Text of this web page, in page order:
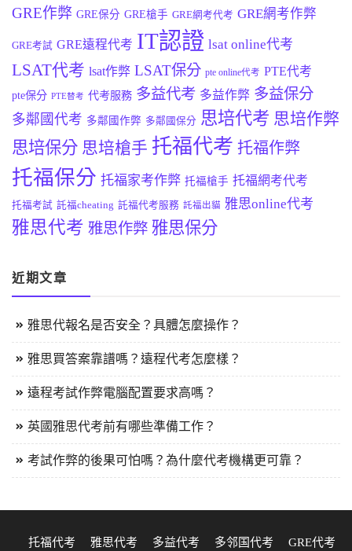
GRE作弊 GRE保分 GRE槍手 GRE網考代考 GRE網考作弊
GRE考試 GRE遠程代考 IT認證 lsat online代考
LSAT代考 lsat作弊 LSAT保分 pte online代考 PTE代考
pte保分 PTE替考 代考服務 多益代考 多益作弊 多益保分
多鄰國代考 多鄰國作弊 多鄰國保分 思培代考 思培作弊
思培保分 思培槍手 托福代考 托福作弊
托福保分 托福家考作弊 托福槍手 托福網考代考
托福考試 託福cheating 託福代考服務 託福出貓 雅思online代考
雅思代考 雅思作弊 雅思保分
近期文章
雅思代報名是否安全？具體怎麼操作？
雅思買答案靠譜嗎？遠程代考怎麼樣？
遠程考試作弊電腦配置要求高嗎？
英國雅思代考前有哪些準備工作？
考試作弊的後果可怕嗎？為什麼代考機構更可靠？
托福代考 雅思代考 多益代考 多邻国代考
GRE代考